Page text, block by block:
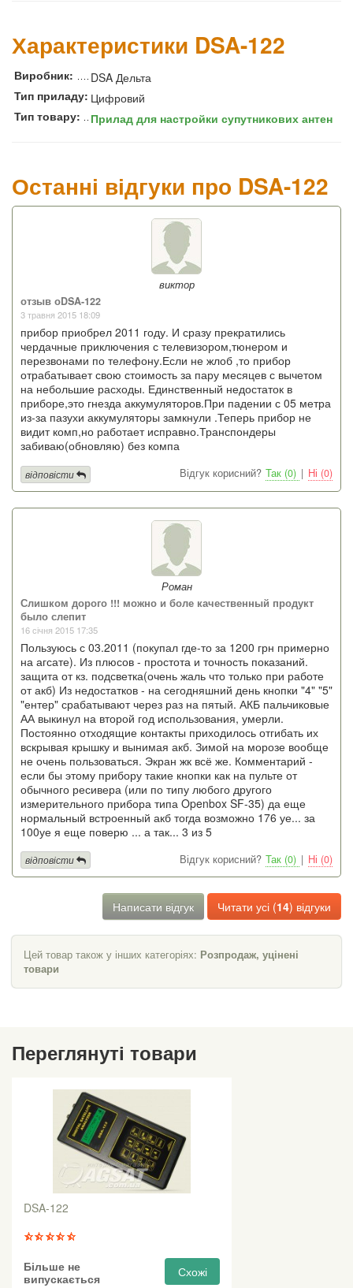
Характеристики DSA-122
Виробник:
DSA Дельта
Тип приладу: Цифровий
Тип товару:
Прилад для настройки супутникових антен
Останні відгуки про DSA-122
виктор
отзыв оDSA-122
3 травня 2015 18:09
прибор приобрел 2011 году. И сразу прекратились
чердачные приключения с телевизором,тюнером и
перезвонами по телефону.Если не жлоб ,то прибор
отрабатывает свою стоимость за пару месяцев с вычетом
на небольшие расходы. Единственный недостаток в
приборе,это гнезда аккумуляторов.При падении с 05 метра
из-за пазухи аккумуляторы замкнули .Теперь прибор не
видит комп,но работает исправно.Транспондеры
забиваю(обновляю) без компа
Відгук корисний? Так (0) | Ні (0)
відповісти
Роман
Слишком дорого !!! можно и боле качественный продукт
было слепит
16 січня 2015 17:35
Пользуюсь с 03.2011 (покупал где-то за 1200 грн примерно
на агсате). Из плюсов - простота и точность показаний.
защита от кз. подсветка(очень жаль что только при работе
от акб) Из недостатков - на сегодняшний день кнопки "4" "5"
"ентер" срабатывают через раз на пятый. АКБ пальчиковые
АА выкинул на второй год использования, умерли.
Постоянно отходящие контакты приходилось отгибать их
вскрывая крышку и вынимая акб. Зимой на морозе вообще
не очень пользоваться. Экран жк всё же. Комментарий -
если бы этому прибору такие кнопки как на пульте от
обычного ресивера (или по типу любого другого
измерительного прибора типа Openbox SF-35) да еще
нормальный встроенный акб тогда возможно 176 уе... за
100уе я еще поверю ... а так... 3 из 5
Відгук корисний? Так (0) | Ні (0)
відповісти
Написати відгук Читати усі (14) відгуки
Цей товар також у інших категоріях: Розпродаж, уцінені
товари
Переглянуті товари
DSA-122
Більше не
випускається
Схожі